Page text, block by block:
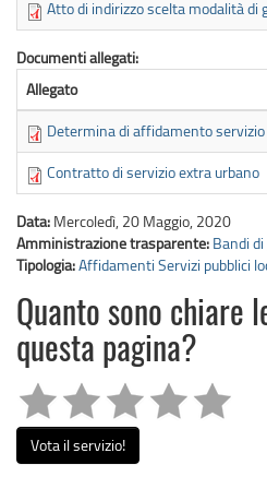
Atto di indirizzo scelta modalità di
Documenti allegati:
Allegato
Determina di affidamento servizio
Contratto di servizio extra urbano
Data: Mercoledì, 20 Maggio, 2020
Amministrazione trasparente: Bandi
Tipologia:Affidamenti Servizi pubblici
Quanto sono chiare
questa pagina?
Vota il servizio!